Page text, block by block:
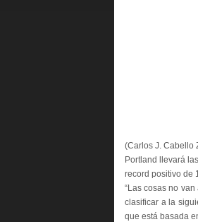
(Carlos J. Cabello
Portland llevará
record positivo de
“Las cosas no
clasificar a la
que está basada